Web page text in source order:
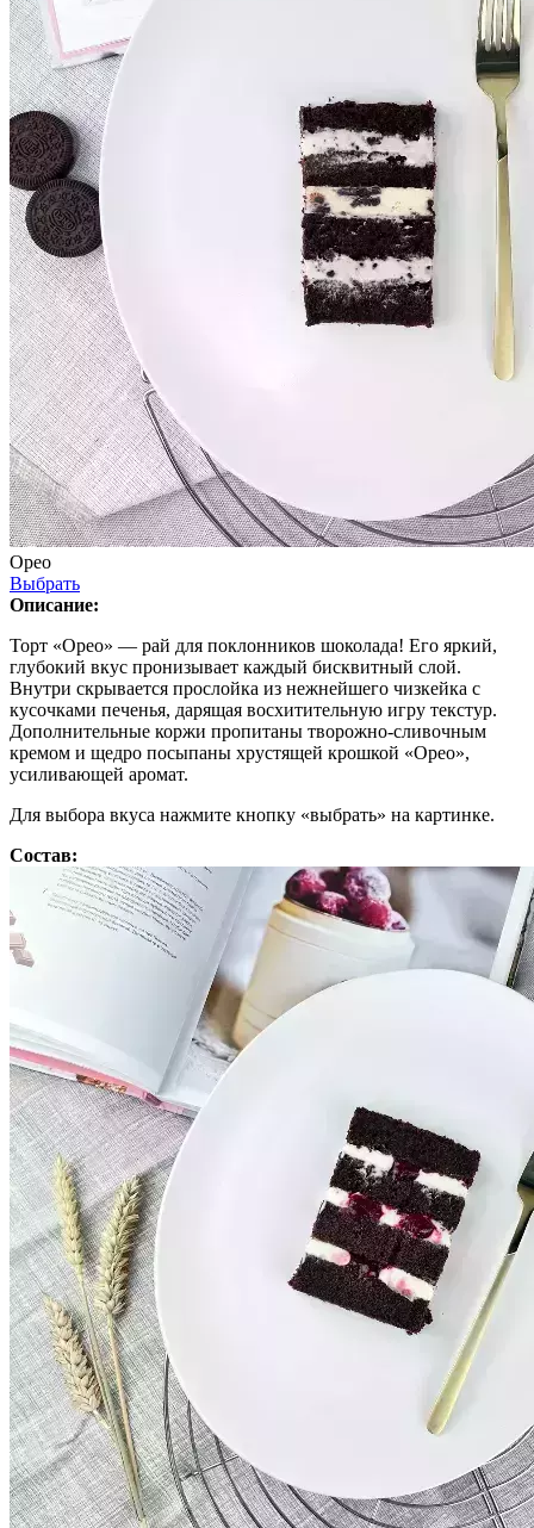
Орео
Выбрать
Описание:
Торт «Орео» — рай для поклонников шоколада! Его яркий,
глубокий вкус пронизывает каждый бисквитный слой.
Внутри скрывается прослойка из нежнейшего чизкейка с
кусочками печенья, дарящая восхитительную игру текстур.
Дополнительные коржи пропитаны творожно-сливочным
кремом и щедро посыпаны хрустящей крошкой «Орео»,
усиливающей аромат.
Для выбора вкуса нажмите кнопку «выбрать» на картинке.
Состав: